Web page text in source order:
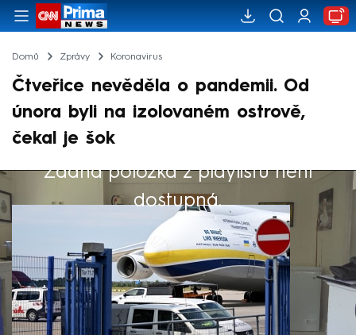
Domů Zprávy Koronavirus
Čtveřice nevěděla o pandemii. Od
února byli na izolovaném ostrově,
čekal je šok
Žádná položka z playlistu není
dostupná.
Výběr redakce